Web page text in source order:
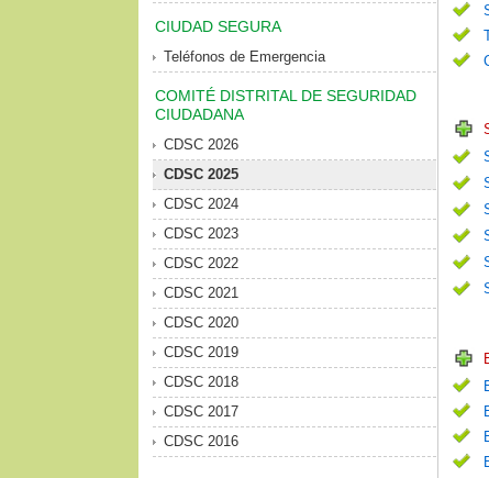
CIUDAD SEGURA
Teléfonos de Emergencia
COMITÉ DISTRITAL DE SEGURIDAD
CIUDADANA
CDSC 2026
CDSC 2025
CDSC 2024
CDSC 2023
CDSC 2022
CDSC 2021
CDSC 2020
CDSC 2019
CDSC 2018
CDSC 2017
CDSC 2016